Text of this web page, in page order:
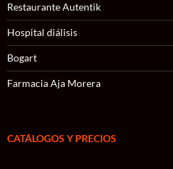
Restaurante Autentik
Hospital diálisis
Bogart
Farmacia Aja Morera
CATÁLOGOS Y PRECIOS